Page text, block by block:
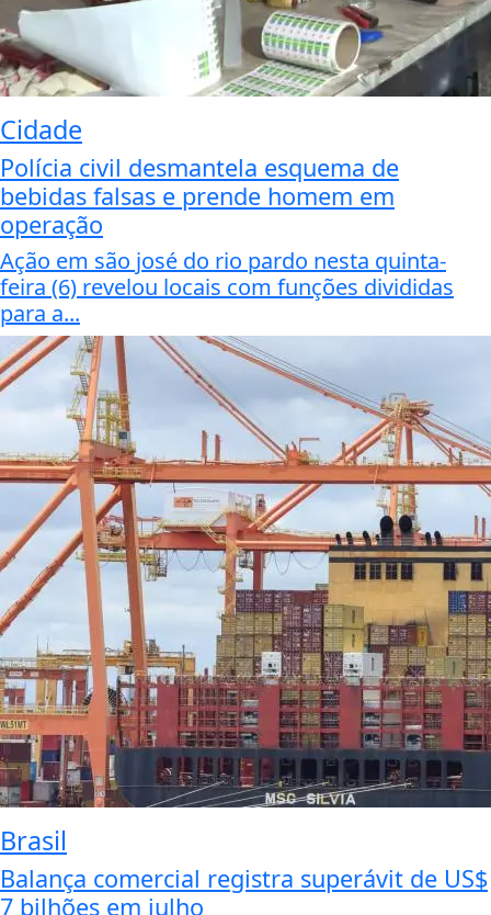
Cidade
Polícia civil desmantela esquema de
bebidas falsas e prende homem em
operação
Ação em são josé do rio pardo nesta quinta-
feira (6) revelou locais com funções divididas
para a...
Brasil
Balança comercial registra superávit de US$
7 bilhões em julho